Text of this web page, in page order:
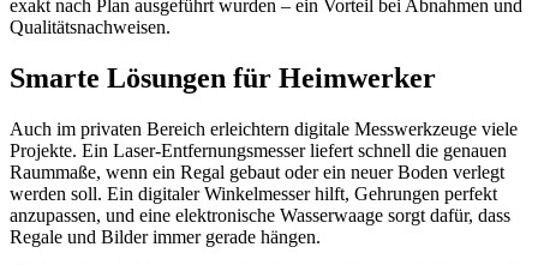
exakt nach Plan ausgeführt wurden – ein Vorteil bei Abnahmen und
Qualitätsnachweisen.
Smarte Lösungen für Heimwerker
Auch im privaten Bereich erleichtern digitale Messwerkzeuge viele
Projekte. Ein Laser-Entfernungsmesser liefert schnell die genauen
Raummaße, wenn ein Regal gebaut oder ein neuer Boden verlegt
werden soll. Ein digitaler Winkelmesser hilft, Gehrungen perfekt
anzupassen, und eine elektronische Wasserwaage sorgt dafür, dass
Regale und Bilder immer gerade hängen.